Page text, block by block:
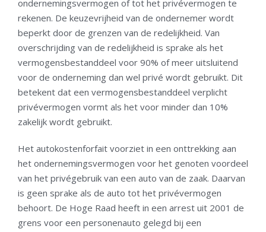
ondernemingsvermogen of tot het privévermogen te
rekenen. De keuzevrijheid van de ondernemer wordt
beperkt door de grenzen van de redelijkheid. Van
overschrijding van de redelijkheid is sprake als het
vermogensbestanddeel voor 90% of meer uitsluitend
voor de onderneming dan wel privé wordt gebruikt. Dit
betekent dat een vermogensbestanddeel verplicht
privévermogen vormt als het voor minder dan 10%
zakelijk wordt gebruikt.
Het autokostenforfait voorziet in een onttrekking aan
het ondernemingsvermogen voor het genoten voordeel
van het privégebruik van een auto van de zaak. Daarvan
is geen sprake als de auto tot het privévermogen
behoort. De Hoge Raad heeft in een arrest uit 2001 de
grens voor een personenauto gelegd bij een